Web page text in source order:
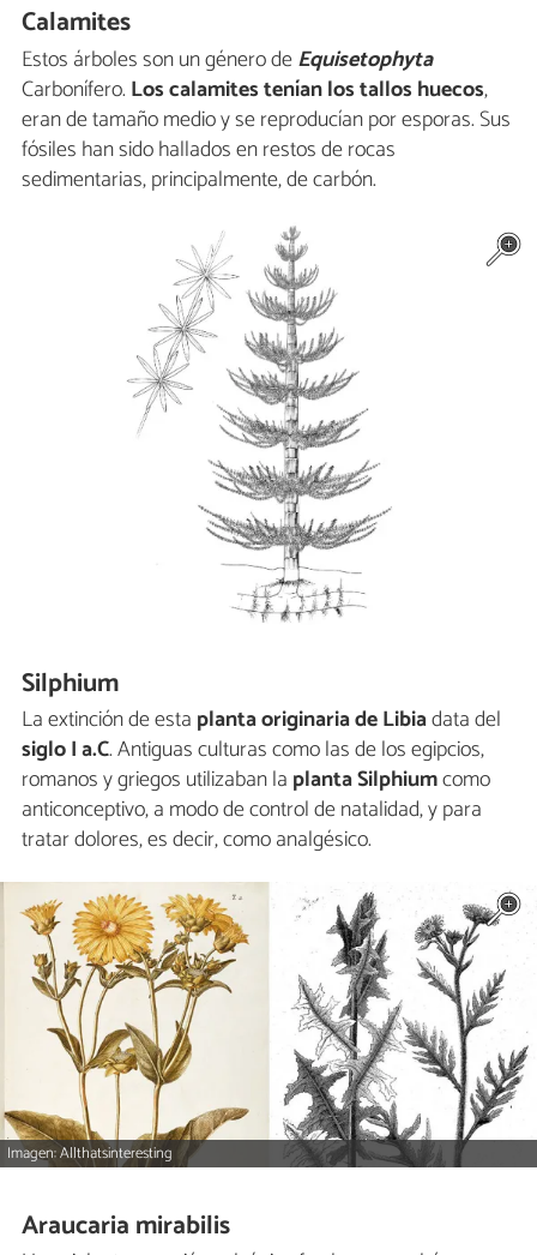
Calamites
Estos árboles son un género deEquisetophyta
Carbonífero. Los calamites tenían los tallos huecos,
eran de tamaño medio y se reproducían por esporas. Sus
fósiles han sido hallados en restos de rocas
sedimentarias, principalmente, de carbón.
Silphium
La extinción de esta planta originaria de Libiadata del
siglo I a.C. Antiguas culturas como las de los egipcios,
romanos y griegos utilizaban la planta Silphiumcomo
anticonceptivo, a modo de control de natalidad, y para
tratar dolores, es decir, como analgésico.
Imagen: Allthatsinteresting
Araucaria mirabilis